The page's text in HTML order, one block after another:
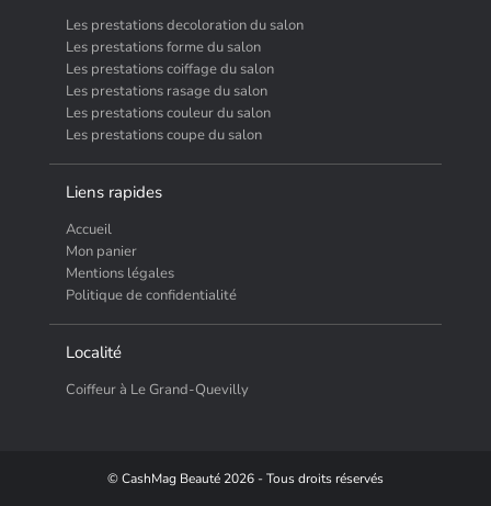
Les prestations decoloration du salon
Les prestations forme du salon
Les prestations coiffage du salon
Les prestations rasage du salon
Les prestations couleur du salon
Les prestations coupe du salon
Liens rapides
Accueil
Mon panier
Mentions légales
Politique de confidentialité
Localité
Coiffeur à Le Grand-Quevilly
© CashMag Beauté 2026 - Tous droits réservés